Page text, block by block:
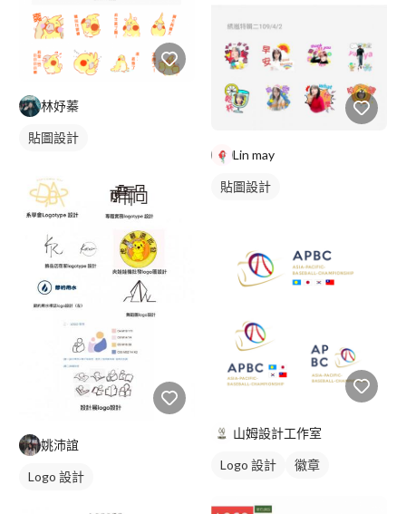
林妤蓁
貼圖設計
姚沛誼
Logo 設計
Lin may
貼圖設計
山姆設計工作室
Logo 設計
徽章